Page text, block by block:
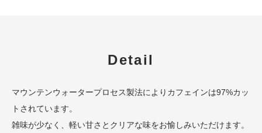
Detail
マウンテンウォータープロセス製法によりカフェインは97%カッ
トされています。
雑味が少なく、軽い甘さとクリアな味をお愉しみいただけます。